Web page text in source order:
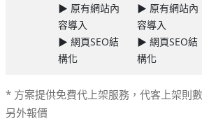
▶ 原有網站內
容導入
▶ 網頁SEO結
構化
▶ 原有網站內
容導入
▶ 網頁SEO結
構化
* 方案提供免費代上架服務，代客上架則
另外報價